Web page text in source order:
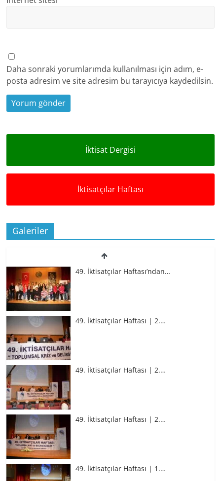
Daha sonraki yorumlarımda kullanılması için adım, e-
posta adresim ve site adresim bu tarayıcıya kaydedilsin.
İktisat Dergisi
İktisatçılar Haftası
Galeriler
49. İktisatçılar Haftası’ndan…
49. İktisatçılar Haftası | 2.…
49. İktisatçılar Haftası | 2.…
49. İktisatçılar Haftası | 2.…
49. İktisatçılar Haftası | 1.…